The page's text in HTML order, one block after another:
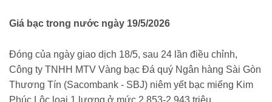
Giá bạc trong nước ngày 19/5/2026
Đóng của ngày giao dịch 18/5, sau 24 lần điều chỉnh,
Công ty TNHH MTV Vàng bạc Đá quý Ngân hàng Sài Gòn
Thương Tín (Sacombank - SBJ) niêm yết bạc miếng Kim
Phúc Lộc loại 1 lượng ở mức 2,853-2,943 triệu